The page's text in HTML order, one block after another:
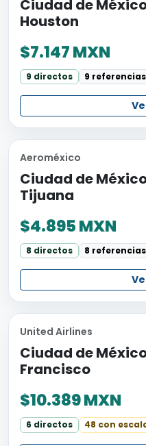
Ciudad de
Houston
$7.147 MXN
9 directos 9 referencias
Aeroméxico
Ciudad de
Tijuana
$4.895 MXN
8 directos 8 referencias
United Airlines
Ciudad de
Francisco
$10.389 MXN
6 directos 48 con